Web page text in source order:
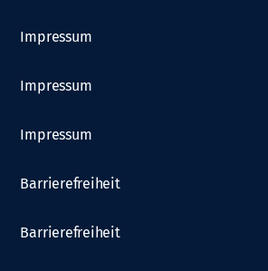
Impressum
Impressum
Impressum
Barrierefreiheit
Barrierefreiheit